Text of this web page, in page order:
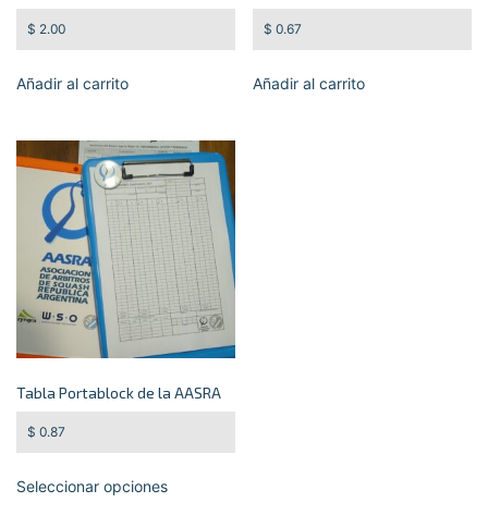
$ 2.00
Añadir al carrito
$ 0.67
Añadir al carrito
Tabla Portablock de la AASRA
$ 0.87
Seleccionar opciones